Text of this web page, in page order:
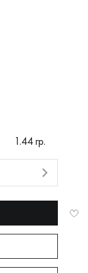
1.44 гр.